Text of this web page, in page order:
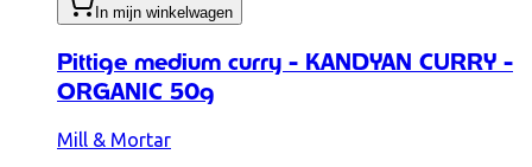
In mijn winkelwagen
Pittige medium curry - KANDYAN CURRY -
ORGANIC 50g
Mill & Mortar